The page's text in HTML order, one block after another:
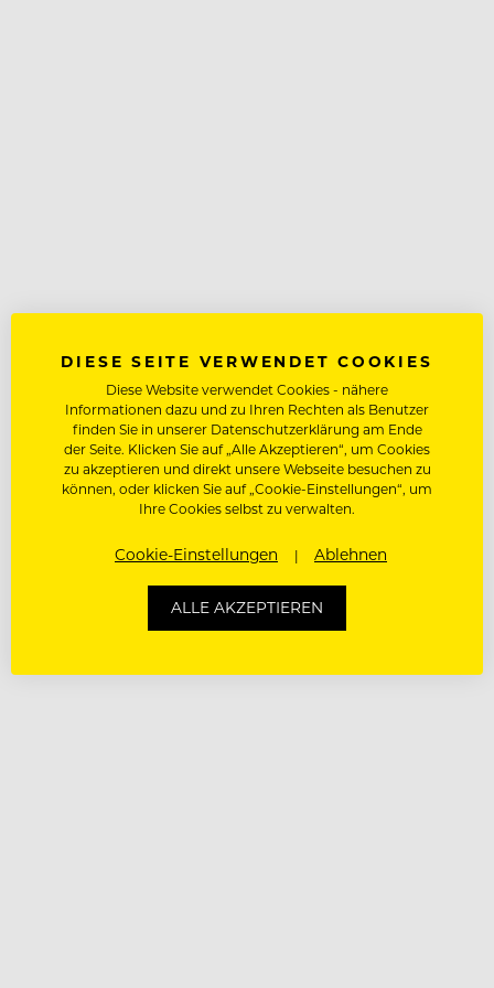
DIESE SEITE VERWENDET COOKIES
Diese Website verwendet Cookies - nähere
Informationen dazu und zu Ihren Rechten als Benutzer
finden Sie in unserer Datenschutzerklärung am Ende
der Seite. Klicken Sie auf „Alle Akzeptieren“, um Cookies
zu akzeptieren und direkt unsere Webseite besuchen zu
können, oder klicken Sie auf „Cookie-Einstellungen“, um
Ihre Cookies selbst zu verwalten.
Cookie-Einstellungen Ablehnen
ALLE AKZEPTIEREN